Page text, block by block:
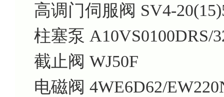
高调门伺服阀 SV4-
柱塞泵 A10VS0100DRS/
截止阀 WJ50F
电磁阀 4WE6D62/